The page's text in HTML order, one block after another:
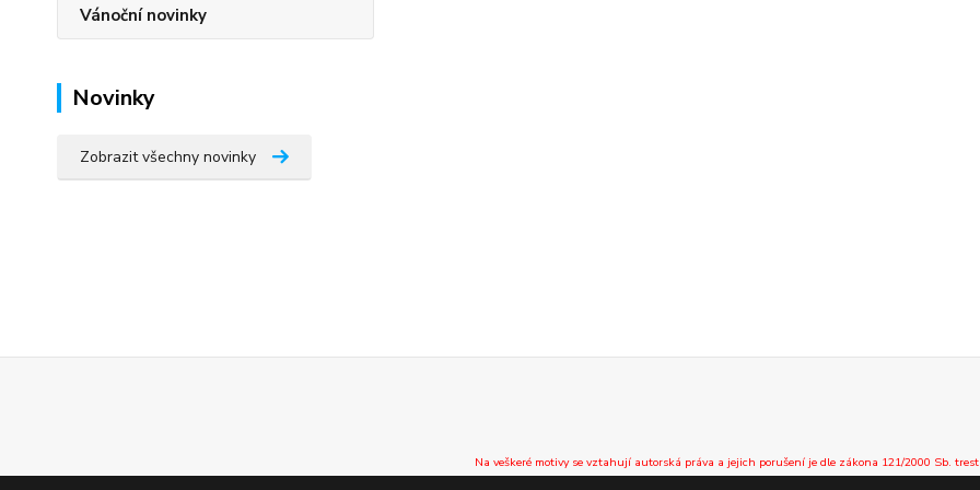
Vánoční novinky
Novinky
Zobrazit všechny novinky
Na veškeré motivy se vztahují autorská práva a jejich porušení je dle zákona 121/2000 Sb.